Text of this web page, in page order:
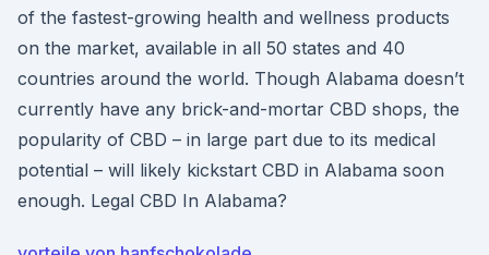
of the fastest-growing health and wellness products
on the market, available in all 50 states and 40
countries around the world. Though Alabama doesn’t
currently have any brick-and-mortar CBD shops, the
popularity of CBD – in large part due to its medical
potential – will likely kickstart CBD in Alabama soon
enough. Legal CBD In Alabama?